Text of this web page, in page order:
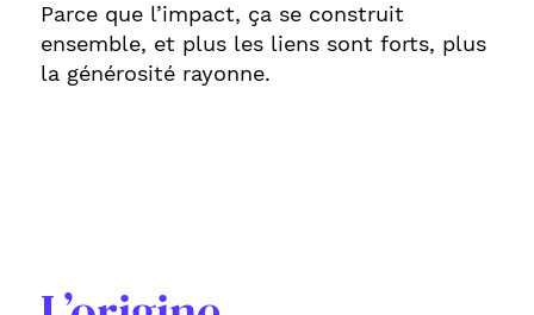
Parce que l’impact, ça se construit
ensemble, et plus les liens sont forts, plus
la générosité rayonne.